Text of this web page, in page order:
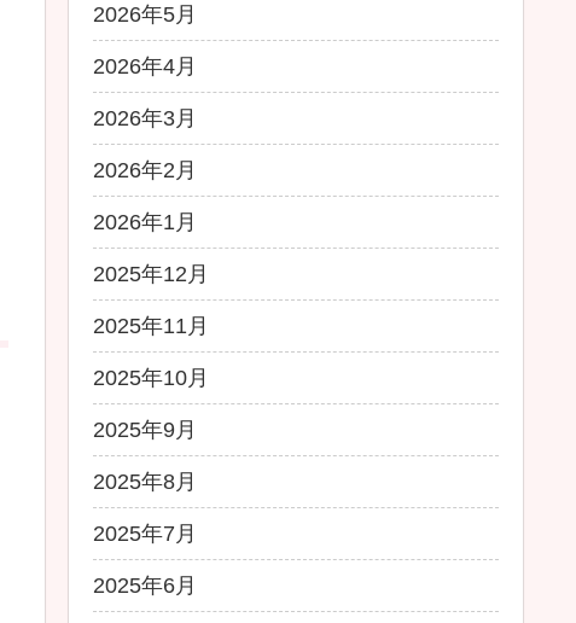
2026年5月
2026年4月
2026年3月
2026年2月
2026年1月
2025年12月
2025年11月
2025年10月
2025年9月
2025年8月
2025年7月
2025年6月